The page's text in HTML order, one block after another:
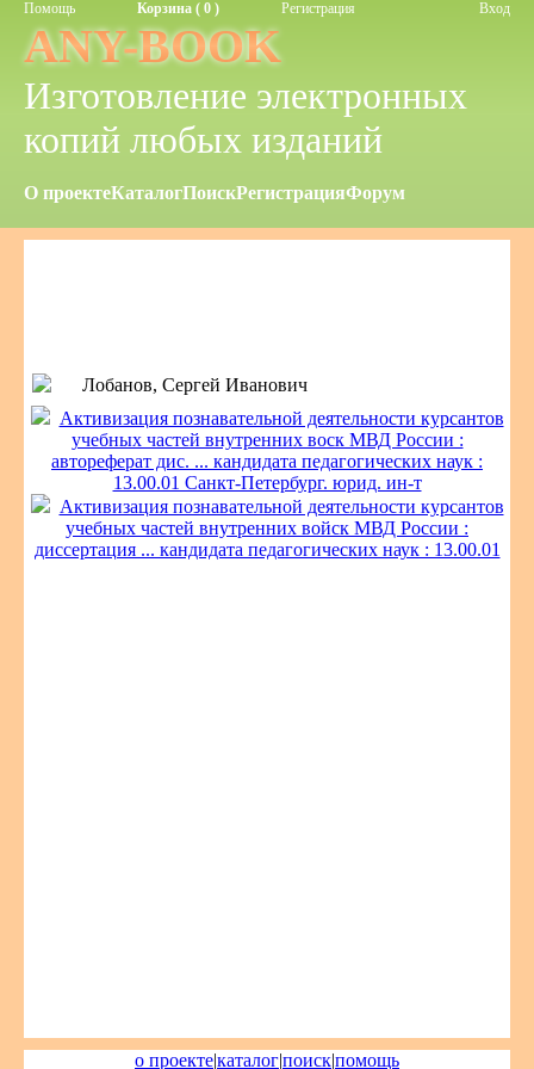
Помощь Корзина ( 0 ) Регистрация Вход
ANY-BOOK
Изготовление электронных
копий любых изданий
О проектеКаталогПоискРегистрацияФорум
Лобанов, Сергей Иванович
Активизация познавательной деятельности курсантов
учебных частей внутренних воск МВД России :
автореферат дис. ... кандидата педагогических наук :
13.00.01 Санкт-Петербург. юрид. ин-т
Активизация познавательной деятельности курсантов
учебных частей внутренних войск МВД России :
диссертация ... кандидата педагогических наук : 13.00.01
о проекте|каталог|поиск|помощь